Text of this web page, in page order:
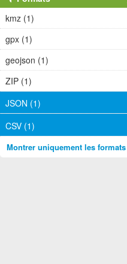
kmz (1)
gpx (1)
geojson (1)
ZIP (1)
JSON (1)
CSV (1)
Montrer uniquement les